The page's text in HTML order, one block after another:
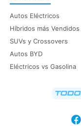
Autos Eléctricos
Híbridos más Vendidos
SUVs y Crossovers
Autos BYD
Eléctricos vs Gasolina